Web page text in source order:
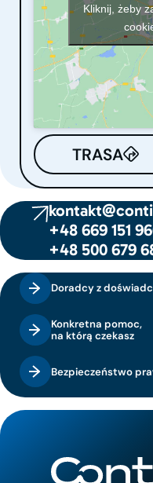
Kliknij, żeby
TRASA
+48 669 151
+48 500 679
Doradcy z
Konkretna pomoc,
na którą czekasz
Bezpieczeństwo